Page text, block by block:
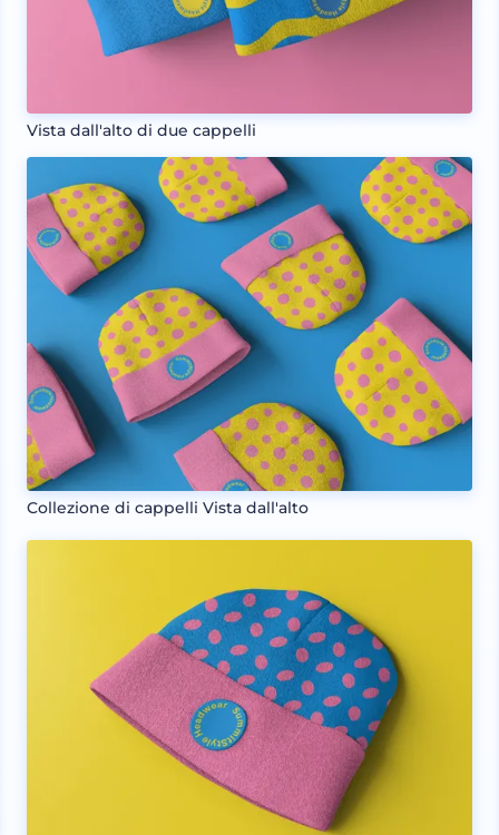
Vista dall'alto di due cappelli
Collezione di cappelli Vista dall'alto